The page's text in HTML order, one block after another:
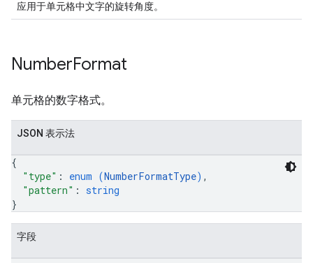
应用于单元格中文字的旋转角度。
NumberFormat
单元格的数字格式。
JSON 表示法
{
"type" : enum (NumberFormatType) ,
"pattern" : string
}
字段